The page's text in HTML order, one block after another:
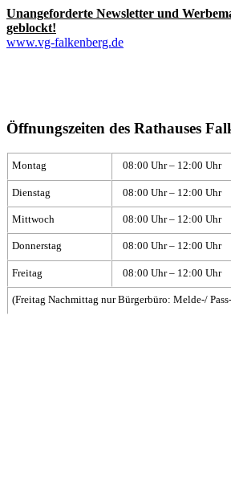
Unangeforderte Newsletter und
geblockt!
www.vg-falkenberg.de
Öffnungszeiten des Rathauses
Montag 08:00 Uhr – 12:00 Uhr
Dienstag 08:00 Uhr – 12:00 Uhr
Mittwoch 08:00 Uhr – 12:00 Uhr
Donnerstag 08:00 Uhr – 12:00 Uhr
Freitag 08:00 Uhr – 12:00 Uhr
(Freitag Nachmittag nur Bürgerbüro: Melde-/